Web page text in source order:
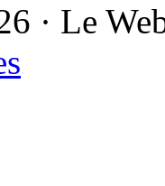
· Le